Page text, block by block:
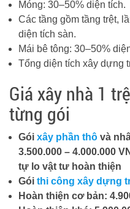
Móng: 30–50% diện tích.
Các tầng gồm tầng trệt,
diện tích sàn.
Mái bê tông: 30–50%
Tổng diện tích xây dựng
Giá xây nhà 1
từng gói
Gói xây phần thô và
3.500.000 – 4.000.000
tự lo vật tư hoàn thiện
Gói thi công xây dựng
Hoàn thiện cơ bản: